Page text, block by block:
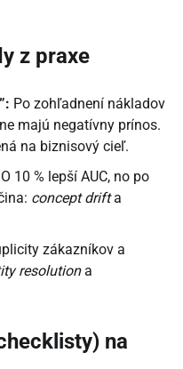
z praxe
Po zohľadnení nákladov
majú negatívny prínos.
na biznisový cieľ.
O 10 % lepší AUC, no po
concept drifta
zákazníkov a
resolutiona
na